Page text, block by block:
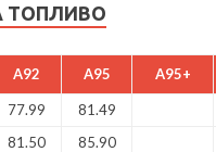
ТОПЛИВО
A92 A95 A95+
77.99 81.49
81.50 85.90